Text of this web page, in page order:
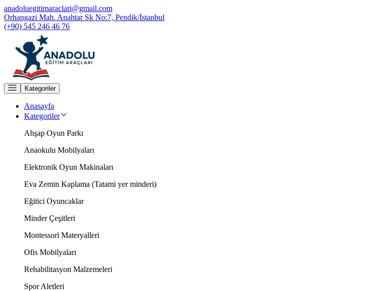
anadoluegitimaraclari@gmail.com
Orhangazi Mah. Anahtar Sk No:7, Pendik/İstanbul
(+90) 545 246 46 76
Kategoriler
Anasayfa
Kategoriler
Ahşap Oyun Parkı
Anaokulu Mobilyaları
Elektronik Oyun Makinaları
Eva Zemin Kaplama (Tatami yer minderi)
Eğitici Oyuncaklar
Minder Çeşitleri
Montessori Materyalleri
Ofis Mobilyaları
Rehabilitasyon Malzemeleri
Spor Aletleri